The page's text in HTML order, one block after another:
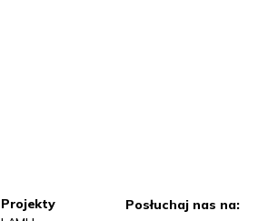
Projekty
Posłuchaj nas na: